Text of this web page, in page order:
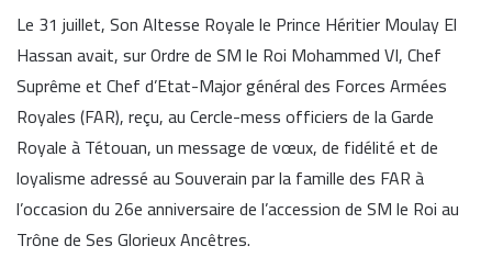
Le 31 juillet, Son Altesse Royale le Prince Héritier Moulay El
Hassan avait, sur Ordre de SM le Roi Mohammed VI, Chef
Suprême et Chef d’Etat-Major général des Forces Armées
Royales (FAR), reçu, au Cercle-mess officiers de la Garde
Royale à Tétouan, un message de vœux, de fidélité et de
loyalisme adressé au Souverain par la famille des FAR à
l’occasion du 26e anniversaire de l’accession de SM le Roi au
Trône de Ses Glorieux Ancêtres.